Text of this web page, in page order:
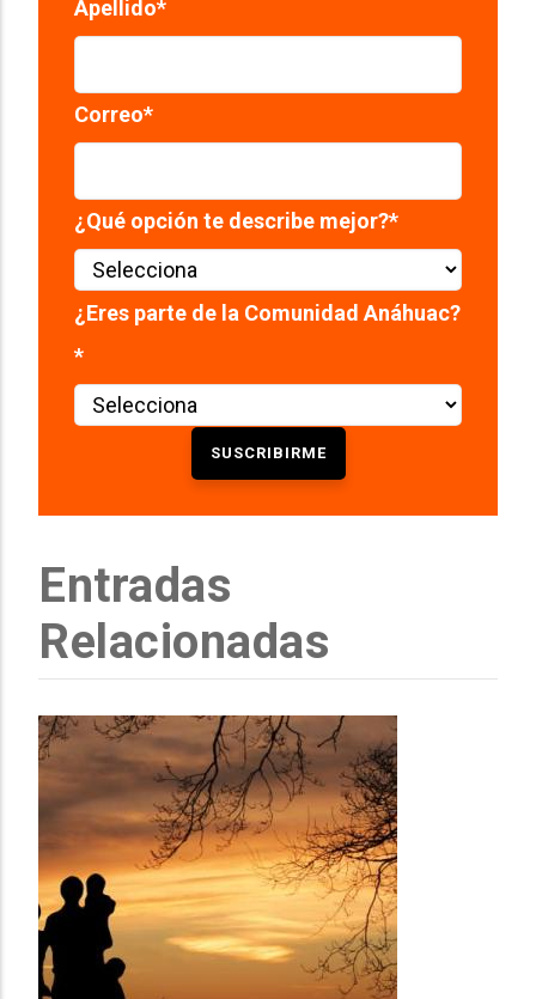
Apellido*
Correo*
¿Qué opción te describe mejor?*
¿Eres parte de la Comunidad Anáhuac?
*
Entradas
Relacionadas